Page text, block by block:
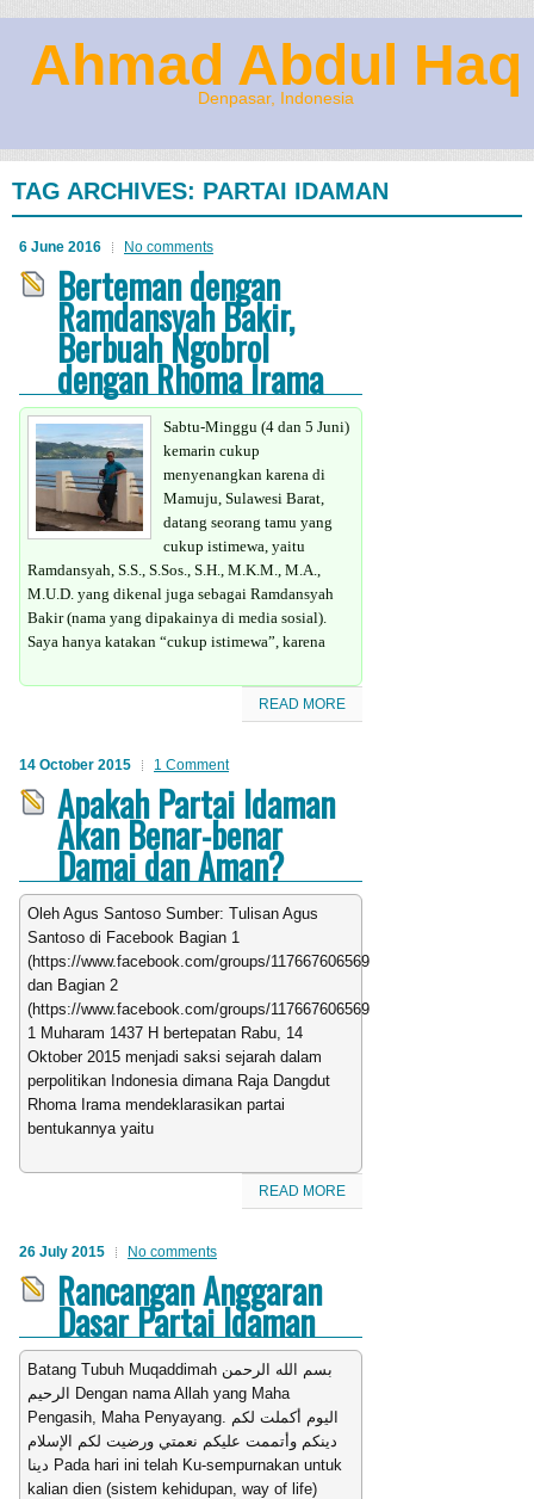
Ahmad Abdul Haq
Denpasar, Indonesia
TAG ARCHIVES: PARTAI IDAMAN
6 June 2016 No comments
Berteman dengan
Ramdansyah Bakir,
Berbuah Ngobrol
dengan Rhoma Irama
Sabtu-Minggu (4 dan 5 Juni)
kemarin cukup
menyenangkan karena di
Mamuju, Sulawesi Barat,
datang seorang tamu yang
cukup istimewa, yaitu
Ramdansyah, S.S., S.Sos., S.H., M.K.M., M.A.,
M.U.D. yang dikenal juga sebagai Ramdansyah
Bakir (nama yang dipakainya di media sosial).
Saya hanya katakan “cukup istimewa”, karena
READ MORE
14 October 2015 1 Comment
Apakah Partai Idaman
Akan Benar-benar
Damai dan Aman?
Oleh Agus Santoso Sumber: Tulisan Agus
Santoso di Facebook Bagian 1
(https://www.facebook.com/groups/1176676065692010/permalink/
dan Bagian 2
(https://www.facebook.com/groups/1176676065692010/permalink/
1 Muharam 1437 H bertepatan Rabu, 14
Oktober 2015 menjadi saksi sejarah dalam
perpolitikan Indonesia dimana Raja Dangdut
Rhoma Irama mendeklarasikan partai
bentukannya yaitu
READ MORE
26 July 2015 No comments
Rancangan Anggaran
Dasar Partai Idaman
Batang Tubuh Muqaddimah بسم الله الرحمن
الرحيم Dengan nama Allah yang Maha
Pengasih, Maha Penyayang. اليوم أكملت لكم
دينكم وأتممت عليكم نعمتي ورضيت لكم الإسلام
دينا Pada hari ini telah Ku-sempurnakan untuk
kalian dien (sistem kehidupan, way of life)